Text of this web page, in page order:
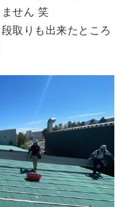
せん 笑
取りも出来たところ